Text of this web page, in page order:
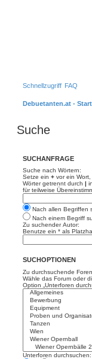
Schnellzugriff FAQ
Debuetanten.at -
Suche
SUCHANFRAGE
Suche nach Wörtern:
Setze ein + vor ein
Wörter getrennt durch |
für teilweise
Nach allen Begriffen
Nach einem Begriff
Zu suchender Autor:
Benutze ein * als
SUCHOPTIONEN
Zu durchsuchende
Wähle das Forum oder
Option „Unterforen
Unterforen durchsuchen: